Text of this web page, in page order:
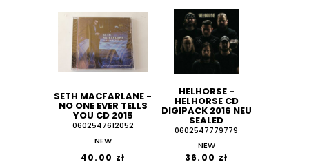
SETH MACFARLANE -
NO ONE EVER TELLS
YOU CD 2015
0602547612052
NEW
40.00 zł
HELHORSE -
HELHORSE CD
DIGIPACK 2016 NEU
SEALED
0602547779779
NEW
36.00 zł